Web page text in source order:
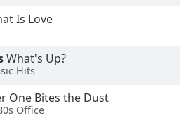
Is Love
What's Up?
Hits
One Bites the Dust
Office